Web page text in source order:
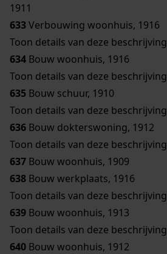
1911
633Verbouwing woonhuis, 1916
Toon details van deze beschrijving
634 Bouw woonhuis, 1916
Toon details van deze beschrijving
635 Bouw schuur, 1910
Toon details van deze beschrijving
636 Bouw dokterswoning, 1912
Toon details van deze beschrijving
637 Bouw woonhuis, 1909
638 Bouw werkplaats, 1916
Toon details van deze beschrijving
639 Bouw woonhuis, 1913
Toon details van deze beschrijving
640 Bouw woonhuis, 1912